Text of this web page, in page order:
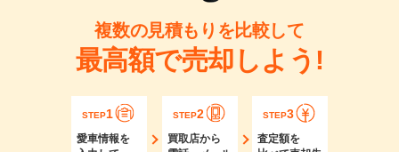
複数の見積もりを比較して
最高額で売却しよう!
STEP1
愛車情報を
STEP2
買取店から
STEP3
査定額を